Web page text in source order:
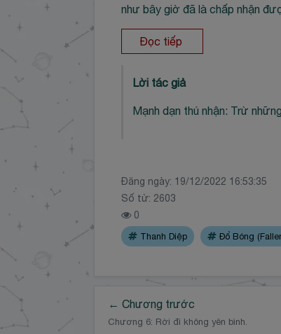
như bây giờ đã là chấp nhận
Đọc tiếp
Lời tác giả
Mạnh dạn thú nhận: Trừ
Đăng ngày: 19/12/2022 16:53:35
Số từ: 2603
0
Thanh Diệp Đổ Bóng
← Chương trước
Chương 6: Rời đi không yên bình.